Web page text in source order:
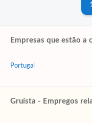
1
Empresas que estão a
Portugal
Gruísta - Empregos